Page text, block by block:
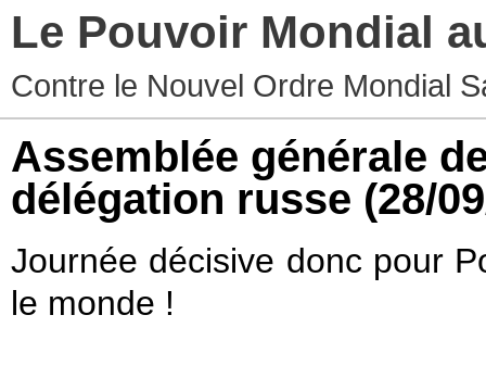
Le Pouvoir Mondial
Contre le Nouvel Ordre Mondial
Assemblée générale
délégation russe (28/
Journée décisive donc pour
le monde !